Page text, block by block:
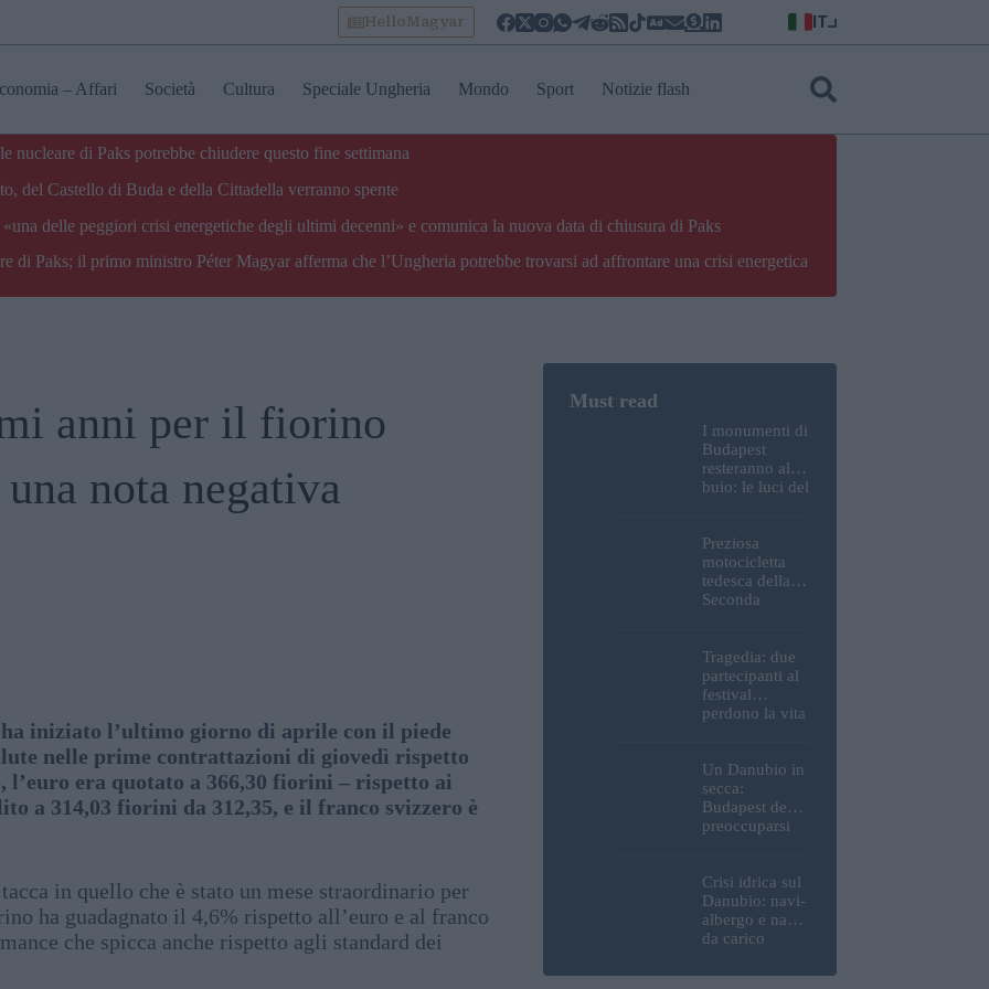
HelloMagyar IT
– Affari Società Cultura Speciale Ungheria Mondo Sport Notizie flash
nucleare di Paks potrebbe chiudere questo fine settimana
del Castello di Buda e della Cittadella verranno spente
delle peggiori crisi energetiche degli ultimi decenni» e comunica la nuova data di chiusura di Paks
di Paks; il primo ministro Péter Magyar afferma che l’Ungheria potrebbe trovarsi ad affrontare una crisi energetica
anni per il fiorino
nota negativa
iniziato l’ultimo giorno di aprile con il piede
nelle prime contrattazioni di giovedì rispetto
era quotato a 366,30 fiorini – rispetto ai
a 314,03 fiorini da 312,35, e il franco svizzero è
in quello che è stato un mese straordinario per
ha guadagnato il 4,6% rispetto all’euro e al franco
che spicca anche rispetto agli standard dei
I monumenti di
Budapest
resteranno al
buio: le luci del
Buda e della
Cittadella
verranno
spente
Preziosa
motocicletta
tedesca della
Seconda
umani ed
esplosivi
recuperati dal
Danubio a
Tragedia: due
partecipanti al
festival
perdono la vita
Ungheria
Un Danubio in
secca:
Budapest deve
preoccuparsi
mento idrico?
Un esperto
mette in luce
un fatto
Crisi idrica sul
Danubio: navi-
albergo e navi
da carico
Ungheria